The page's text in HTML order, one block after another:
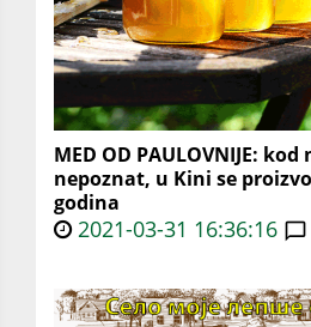
MED OD PAULOVNIJE:
nepoznat, u Kini se
godina
2021-03-31 16:36:16